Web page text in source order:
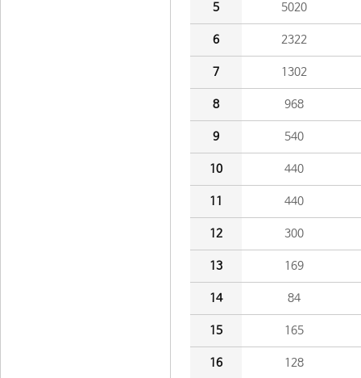
5 5020
6 2322
7 1302
8 968
9 540
10 440
11 440
12 300
13 169
14 84
15 165
16 128